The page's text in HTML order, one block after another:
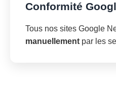
Conformité
Tous nos sites Google
manuellement par les